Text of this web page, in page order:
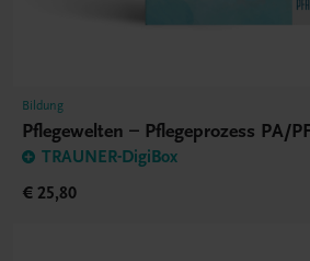
Bildung
Pflegewelten – Pflegeprozess PA/
TRAUNER-DigiBox
€ 25,80